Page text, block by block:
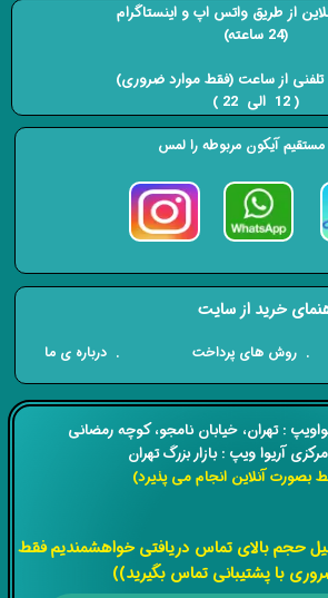
: تهران، خیابان نامجو،کوچه رمضانی
آریوا ویپ : بازار بزرگ تهران
آنلاین انجام می پذیرد)
حجم بالای تماس دریافتی خواهشمندیم فقط
با پشتیبانی تماس بگیرید))
خرید از سایت
. روش های پرداخت . درباره ی ما
از طریق واتس اپ و اینستاگرام
(24 ساعته)
تلفنی از ساعت (فقط موارد ضروری)
( 12 الی 22 ) ​​​​​​​
آیکون مربوطه را لمس